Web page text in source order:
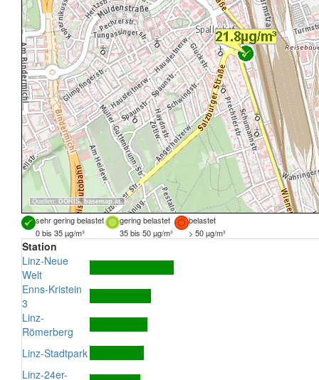
Quellen: DORIS, basemap.at
sehr gering belastet gering belastet
belastet
0 bis 35 µg/m³
35 bis 50 µg/m³ > 50 µg/m³
Station
Linz-Neue
Welt
Enns-Kristein
3
Linz-
Römerberg
Linz-Stadtpark
Linz-24er-